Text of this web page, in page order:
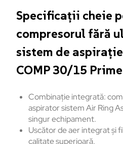
Specificații cheie
compresorul fără
sistem de aspirație
COMP 30/15
Combinație integrată:
aspirator sistem Air Ring
singur echipament.
Uscător de aer integrat și
calitate superioară.